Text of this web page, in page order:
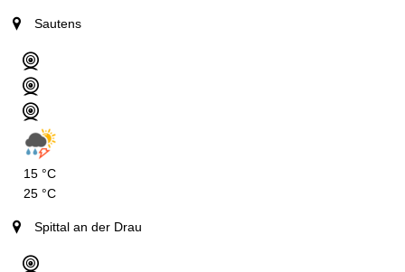
Sautens
15 °C
25 °C
Spittal an der Drau